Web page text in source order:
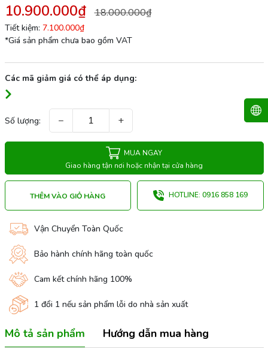
10.900.000₫ 18.000.000₫
Tiết kiệm: 7.100.000₫
*Giá sản phẩm chưa bao gồm VAT
Các mã giảm giá có thể áp dụng:
Số lượng: − +
MUA NGAY
Giao hàng tận nơi hoặc nhận tại cửa hàng
THÊM VÀO GIỎ HÀNG HOTLINE: 0916 858 169
Vận Chuyển Toàn Quốc
Bảo hành chính hãng toàn quốc
Cam kết chính hãng 100%
1 đổi 1 nếu sản phẩm lỗi do nhà sản xuất
Mô tả sản phẩm Hướng dẫn mua hàng